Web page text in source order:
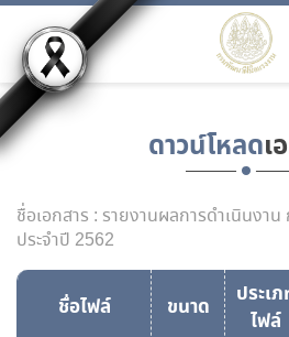
ดาวน์โหลดเ
ชื่อเอกสาร : รายงานผลการดำเนินง
ประจำปี 2562
ชื่อไฟล์ ขนาด
ประเ
ไฟล์